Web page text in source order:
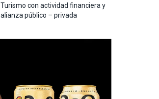
Turismo con actividad financiera y
alianza público – privada